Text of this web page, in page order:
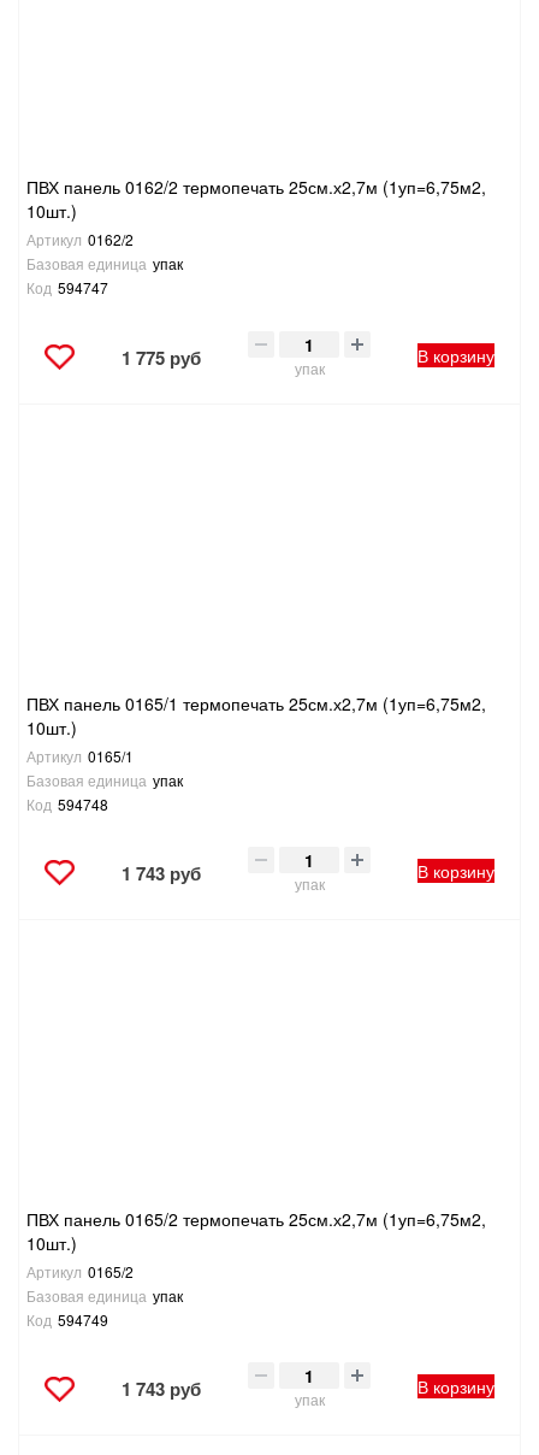
ПВХ панель 0162/2 термопечать 25см.х2,7м (1уп=6,75м2,
10шт.)
Артикул 0162/2
Базовая единица упак
Код 594747
1 775 руб упак
В корзину
ПВХ панель 0165/1 термопечать 25см.х2,7м (1уп=6,75м2,
10шт.)
Артикул 0165/1
Базовая единица упак
Код 594748
1 743 руб упак
В корзину
ПВХ панель 0165/2 термопечать 25см.х2,7м (1уп=6,75м2,
10шт.)
Артикул 0165/2
Базовая единица упак
Код 594749
1 743 руб упак
В корзину